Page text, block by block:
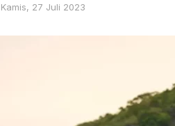
Kamis, 27 Juli 2023